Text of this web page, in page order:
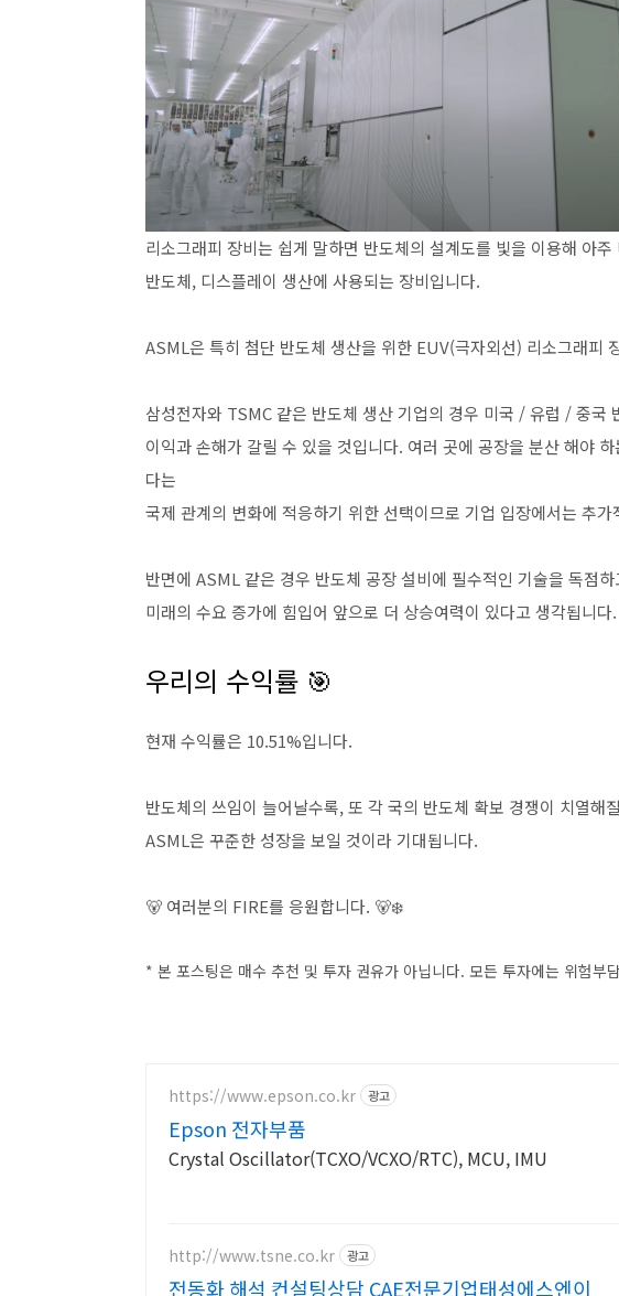
리소그래피 장비는 쉽게 말하면 반도체의 설계도를 빛을 이용해 아
반도체, 디스플레이 생산에 사용되는 장비입니다.
ASML은 특히 첨단 반도체 생산을 위한 EUV(극자외선) 리소그래피
삼성전자와 TSMC 같은 반도체 생산 기업의 경우 미국 / 유럽 / 중국
이익과 손해가 갈릴 수 있을 것입니다. 여러 곳에 공장을 분산 해야
다는
국제 관계의 변화에 적응하기 위한 선택이므로 기업 입장에서는 추
반면에 ASML 같은 경우 반도체 공장 설비에 필수적인 기술을 독점
미래의 수요 증가에 힘입어 앞으로 더 상승여력이 있다고 생각됩니다.
우리의 수익률 🎯
현재 수익률은 10.51%입니다.
반도체의 쓰임이 늘어날수록, 또 각 국의 반도체 확보 경쟁이 치열해
ASML은 꾸준한 성장을 보일 것이라 기대됩니다.
🐻 여러분의 FIRE를 응원합니다. 🐻‍❄️
* 본 포스팅은 매수 추천 및 투자 권유가 아닙니다. 모든 투자에는 위험부
https://www.epson.co.kr 광고
Epson 전자부품
Crystal Oscillator(TCXO/VCXO/RTC), MCU, IMU
http://www.tsne.co.kr 광고
전동화 해석 컨설팅상담 CAE전문기업태성에스엔이